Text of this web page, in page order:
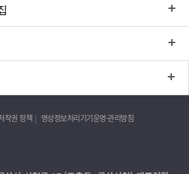
작권 정책 영상정보처리기기운영·관리방침